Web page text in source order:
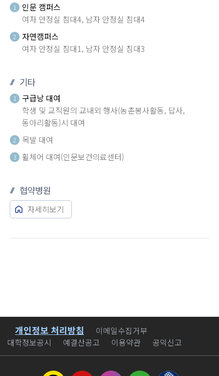
1
인문 캠퍼스
여자 안정실 침대4, 남자 안정실 침대4
2
자연캠퍼스
여자 안정실 침대1, 남자 안정실 침대3
기타
1
구급낭 대여
학생 및 교직원의 교내외 행사(농촌봉사활동, 답사,
동아리활동)시 대여
2 목발 대여
3 휠체어 대여(인문보건의료센터)
협약병원
자세히보기
바로가기
개인정보 처리방침
이메일수집거부
대학정보공시
예결산공고 이용약관 공익신고